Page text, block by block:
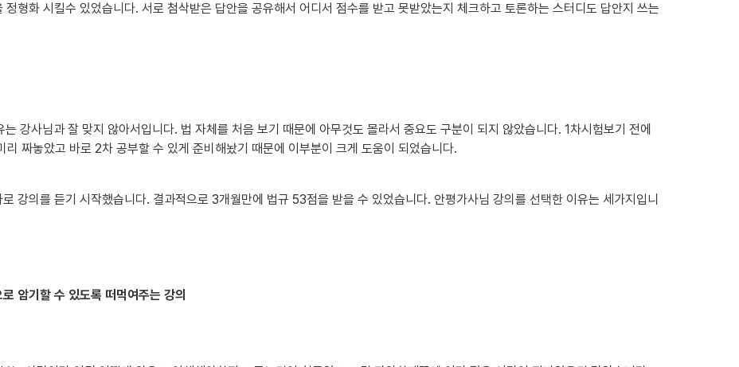
형화 시킬수 있었습니다. 서로 첨삭받은 답안을 공유해서 어디서 점수를 받고 못받았는지 체크하고 토론하는 스터디도 답안지 쓰는
강사님과 잘 맞지 않아서입니다. 법 자체를 처음 보기 때문에 아무것도 몰라서 중요도 구분이 되지 않았습니다. 1차시험보기 전에
짜놓았고 바로 2차 공부할 수 있게 준비해놨기 때문에 이부분이 크게 도움이 되었습니다.
강의를 듣기 시작했습니다. 결과적으로 3개월만에 법규 53점을 받을 수 있었습니다. 안평가사님 강의를 선택한 이유는 세가지입니
암기할 수 있도록 떠먹여주는 강의